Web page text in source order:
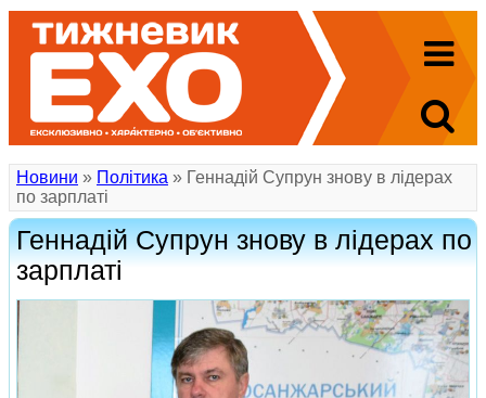
Новини » Політика » Геннадій Супрун знову в лідерах
по зарплаті
Геннадій Супрун знову в лідерах по
зарплаті